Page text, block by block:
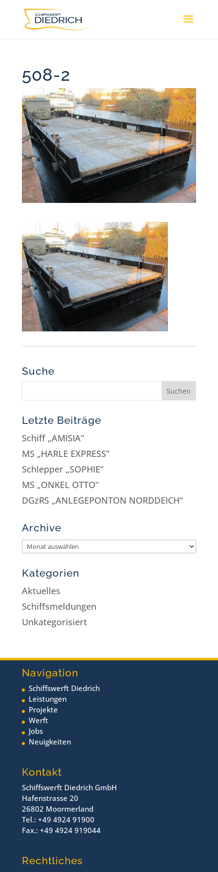
508-2
Suche
Letzte Beiträge
Schiff „AMISIA“
MS „HARLE EXPRESS“
Schlepper „SOPHIE“
MS „ONKEL OTTO“
DGzRS „ANLEGEPONTON NORDDEICH“
Archive
Kategorien
Aktuelles
Schiffsmeldungen
Unkategorisiert
Navigation
Schiffswerft Diedrich
Leistungen
Projekte
Werft
Jobs
Neuigkeiten
Kontakt
Schiffswerft Diedrich GmbH
Hafenstrasse 20
26802 Moormerland
Tel.: +49 4924 91900
Fax.: +49 4924 919044
Rechtliches